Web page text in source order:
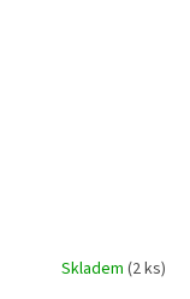
Skladem (2 ks)